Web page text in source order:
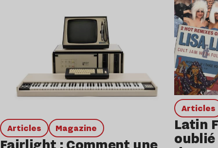
Articles magazine
Articles
Latin
oublié